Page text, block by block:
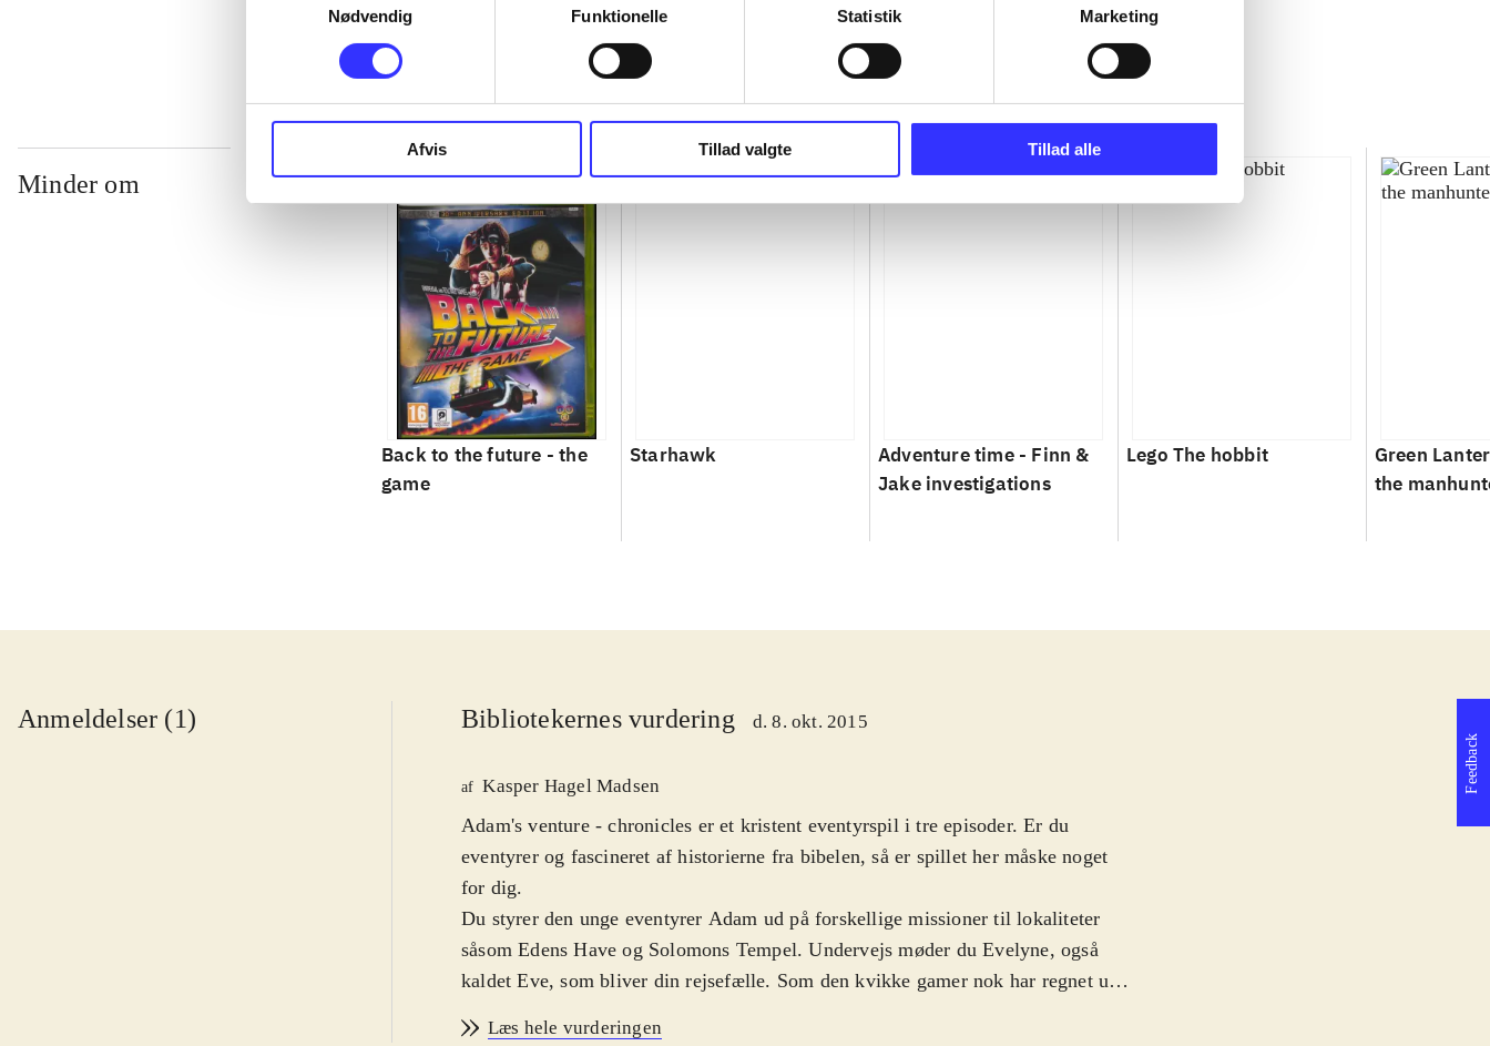
Nødvendig
Funktionelle Statistik Marketing
Afvis Tillad valgte Tillad alle
...
Minder om
Back to the future - the
game
Starhawk
Adventure time - Finn &
Jake investigations
Lego The hobbit
Green
the
Anmeldelser (1) Bibliotekernes vurdering d. 8. okt. 2015
af Kasper Hagel Madsen
Adam's venture - chronicles er et kristent eventyrspil i tre episoder. Er du
eventyrer og fascineret af historierne fra bibelen, så er spillet her måske noget
for dig.
Du styrer den unge eventyrer Adam ud på forskellige missioner til lokaliteter
såsom Edens Have og Solomons Tempel. Undervejs møder du Evelyne, også
kaldet Eve, som bliver din rejsefælle. Som den kvikke gamer nok har regnet ud,
Læs hele vurderingen
Feedback